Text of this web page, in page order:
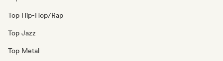
Top Hip-Hop/Rap
Top Jazz
Top Metal